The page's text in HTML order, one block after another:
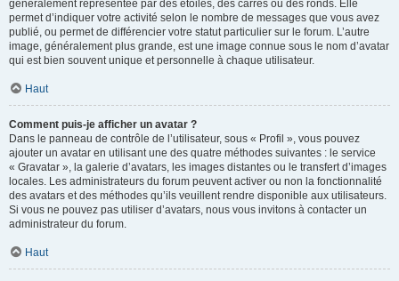
généralement représentée par des étoiles, des carrés ou des ronds. Elle
permet d’indiquer votre activité selon le nombre de messages que vous avez
publié, ou permet de différencier votre statut particulier sur le forum. L’autre
image, généralement plus grande, est une image connue sous le nom d’avatar
qui est bien souvent unique et personnelle à chaque utilisateur.
Haut
Comment puis-je afficher un avatar ?
Dans le panneau de contrôle de l’utilisateur, sous « Profil », vous pouvez
ajouter un avatar en utilisant une des quatre méthodes suivantes : le service
« Gravatar », la galerie d’avatars, les images distantes ou le transfert d’images
locales. Les administrateurs du forum peuvent activer ou non la fonctionnalité
des avatars et des méthodes qu’ils veuillent rendre disponible aux utilisateurs.
Si vous ne pouvez pas utiliser d’avatars, nous vous invitons à contacter un
administrateur du forum.
Haut